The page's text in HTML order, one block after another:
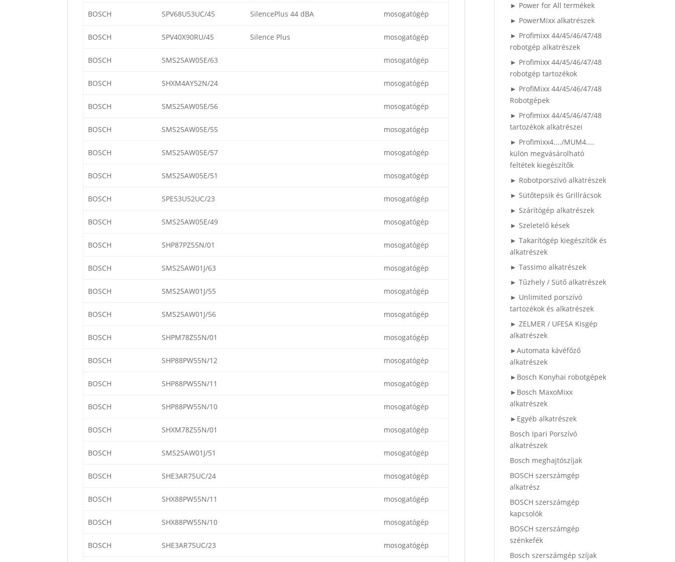
BOSCH SPV68U53UC/45 SilencePlus 44 dBA mosogatógép
BOSCH SPV40X90RU/45 Silence Plus mosogatógép
BOSCH SMS25AW05E/63 mosogatógép
BOSCH SHXM4AY52N/24 mosogatógép
BOSCH SMS25AW05E/56 mosogatógép
BOSCH SMS25AW05E/55 mosogatógép
BOSCH SMS25AW05E/57 mosogatógép
BOSCH SMS25AW05E/51 mosogatógép
BOSCH SPE53U52UC/23 mosogatógép
BOSCH SMS25AW05E/49 mosogatógép
BOSCH SHP87PZ55N/01 mosogatógép
BOSCH SMS25AW01J/63 mosogatógép
BOSCH SMS25AW01J/55 mosogatógép
BOSCH SMS25AW01J/56 mosogatógép
BOSCH SHPM78Z55N/01 mosogatógép
BOSCH SHP88PW55N/12 mosogatógép
BOSCH SHP88PW55N/11 mosogatógép
BOSCH SHP88PW55N/10 mosogatógép
BOSCH SHXM78Z55N/01 mosogatógép
BOSCH SMS25AW01J/51 mosogatógép
BOSCH SHE3AR75UC/24 mosogatógép
BOSCH SHX88PW55N/11 mosogatógép
BOSCH SHX88PW55N/10 mosogatógép
BOSCH SHE3AR75UC/23 mosogatógép
► Power for All termékek
► PowerMixx alkatrészek
► Profimixx 44/45/46/47/48
robotgép alkatrészek
► Profimixx 44/45/46/47/48
robotgép tartozékok
► ProfiMixx 44/45/46/47/48
Robotgépek
► Profimixx 44/45/46/47/48
tartozékok alkatrészei
► Profimixx4..../MUM4....
külön megvásárolható
feltétek kiegészítők
► Robotporszívó alkatrészek
► Sütőtepsik és Grillrácsok
► Szárítógép alkatrészek
► Szeletelő kések
► Takarítógép kiegészítők és
alkatrészek
► Tassimo alkatrészek
► Tűzhely / Sütő alkatrészek
► Unlimited porszívó
tartozékok és alkatrészek
► ZELMER / UFESA Kisgép
alkatrészek
►Automata kávéfőző
alkatrészek
►Bosch Konyhai robotgépek
►Bosch MaxoMixx
alkatrészek
►Egyéb alkatrészek
Bosch Ipari Porszívó
alkatrészek
Bosch meghajtószíjak
BOSCH szerszámgép
alkatrész
BOSCH szerszámgép
kapcsolók
BOSCH szerszámgép
szénkefék
Bosch szerszámgép szíjak